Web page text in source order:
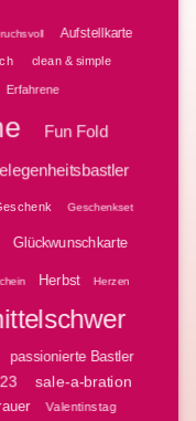
Aufstellkarte
clean & simple
Erfahrene
Fun Fold
Geschenkset
Glückwunschkarte
Herbst Herzen
passionierte Bastler
sale-a-bration
Valentinstag